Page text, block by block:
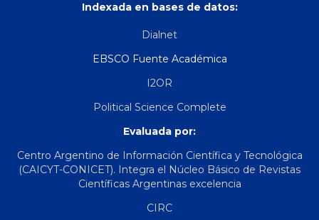
Indexada en bases de datos:
Dialnet
EBSCO Fuente Académica
I2OR
Political Science Complete
Evaluada por:
Centro Argentino de Información Científica y Tecnológica
(CAICYT-CONICET). Integra el Núcleo Básico de Revistas
Científicas Argentinas excelencia
CIRC